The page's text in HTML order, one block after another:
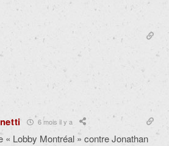
6 mois il y a
« Lobby Montréal » contre Jonathan